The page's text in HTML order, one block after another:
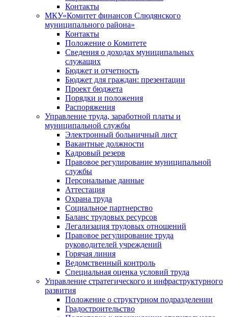
Контакты
МКУ«Комитет финансов Слюдянского
муниципального района»
Контакты
Положение о Комитете
Сведения о доходах муниципальных
служащих
Бюджет и отчетность
Бюджет для граждан: презентации
Проект бюджета
Порядки и положения
Распоряжения
Управление труда, заработной платы и
муниципальной службы
Электронный больничный лист
Вакантные должности
Кадровый резерв
Правовое регулирование муниципальной
службы
Персональные данные
Аттестация
Охрана труда
Социальное партнерство
Баланс трудовых ресурсов
Легализация трудовых отношений
Правовое регулирование труда
руководителей учреждений
Горячая линия
Ведомственный контроль
Специальная оценка условий труда
Управление стратегического и инфраструктурного
развития
Положение о структурном подразделении
Градостроительство